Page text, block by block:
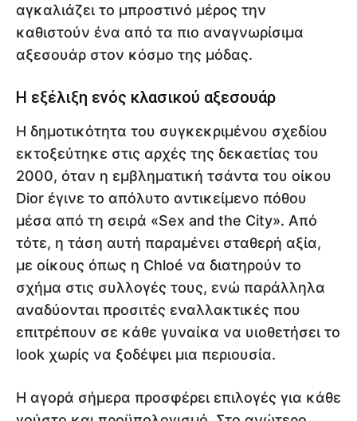
αγκαλιάζει το μπροστινό μέρος την
καθιστούν ένα από τα πιο αναγνωρίσιμα
αξεσουάρ στον κόσμο της μόδας.
Η εξέλιξη ενός κλασικού αξεσουάρ
Η δημοτικότητα του συγκεκριμένου σχεδίου
εκτοξεύτηκε στις αρχές της δεκαετίας του
2000, όταν η εμβληματική τσάντα του οίκου
Dior έγινε το απόλυτο αντικείμενο πόθου
μέσα από τη σειρά «Sex and the City». Από
τότε, η τάση αυτή παραμένει σταθερή αξία,
με οίκους όπως η Chloé να διατηρούν το
σχήμα στις συλλογές τους, ενώ παράλληλα
αναδύονται προσιτές εναλλακτικές που
επιτρέπουν σε κάθε γυναίκα να υιοθετήσει το
look χωρίς να ξοδέψει μια περιουσία.
Η αγορά σήμερα προσφέρει επιλογές για κάθε